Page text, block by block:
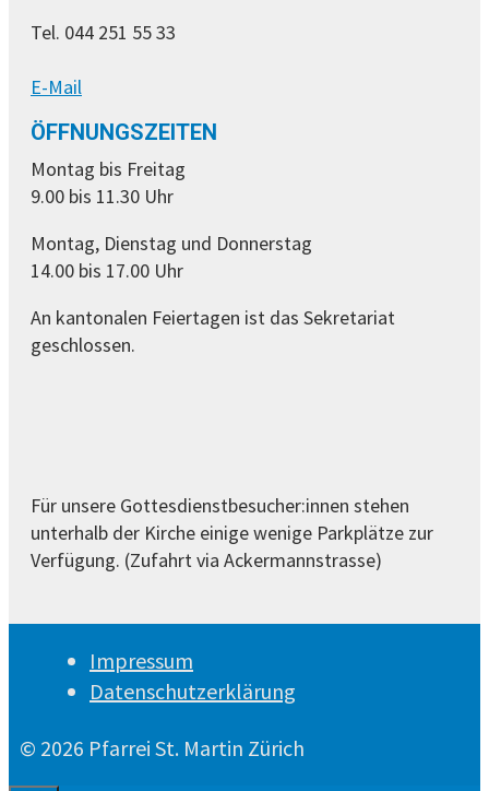
Tel. 044 251 55 33
E-Mail
ÖFFNUNGSZEITEN
Montag bis Freitag
9.00 bis 11.30 Uhr
Montag, Dienstag und Donnerstag
14.00 bis 17.00 Uhr
An kantonalen Feiertagen ist das Sekretariat
geschlossen.
Für unsere Gottesdienstbesucher:innen stehen
unterhalb der Kirche einige wenige Parkplätze zur
Verfügung. (Zufahrt via Ackermannstrasse)
Impressum
Datenschutzerklärung
© 2026 Pfarrei St. Martin Zürich